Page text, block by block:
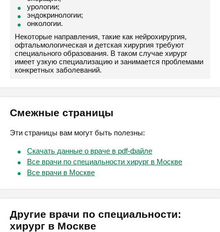
урологии;
эндокринологии;
онкологии.
Некоторые направления, такие как нейрохирургия,
офтальмологическая и детская хирургия требуют
специального образования. В таком случае хирург
имеет узкую специализацию и занимается проблемами
конкретных заболеваний.
Смежные страницы
Эти страницы вам могут быть полезны:
Скачать данные о враче в pdf-файле
Все врачи по специальности хирург в Москве
Все врачи в Москве
Другие врачи по специальности:
хирург в Москве